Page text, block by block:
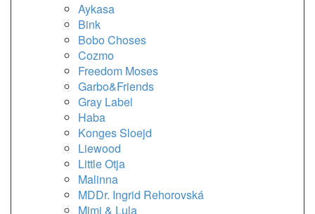
Aykasa
Bink
Bobo Choses
Cozmo
Freedom Moses
Garbo&Friends
Gray Label
Haba
Konges Sloejd
Liewood
Little Otja
Malinna
MDDr. Ingrid Rehorovská
Mimi & Lula